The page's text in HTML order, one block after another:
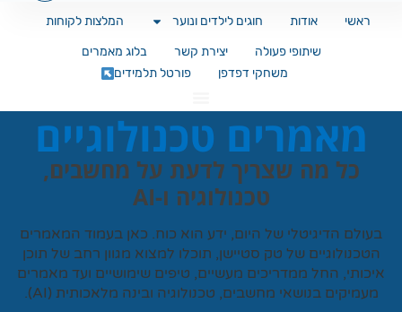
ראשי אודות חוגים לילדים ונוער
המלצות לקוחות
שיתופי פעולה
יצירת קשר
בלוג מאמרים
משחקי דפדפן
פורטל תלמידים
מאמרים טכנולוגיים
כל מה שצריך לדעת על מחשבים,
טכנולוגיה ו-AI
הדיגיטלי של היום, ידע הוא כוח. כאן בעמוד המאמרים
של טק סטיישן, תוכלו למצוא מגוון רחב של תוכן
החל ממדריכים מעשיים, טיפים שימושיים ועד מאמרים
מעמיקים בנושאי מחשבים, טכנולוגיה ובינה מלאכותית (AI).